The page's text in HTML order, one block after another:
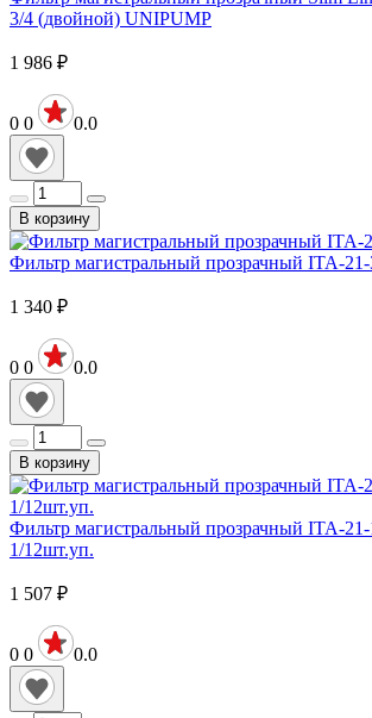
3/4 (двойной) UNIPUMP
1 986 ₽
0 0 0.0
В корзину
Фильтр магистральный прозрачный ITA-
1 340 ₽
0 0 0.0
В корзину
Фильтр магистральный прозрачный ITA-
1/12шт.уп.
1 507 ₽
0 0 0.0